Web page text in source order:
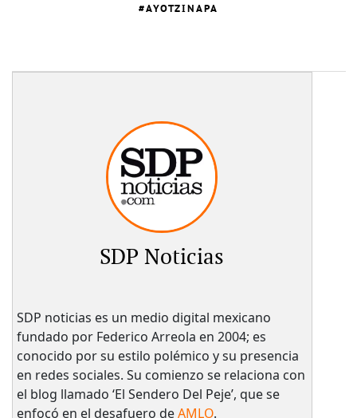
AYOTZINAPA
SDP Noticias
SDP noticias es un medio digital mexicano
fundado por Federico Arreola en 2004; es
conocido por su estilo polémico y su presencia
en redes sociales. Su comienzo se relaciona con
el blog llamado ‘El Sendero Del Peje’, que se
enfocó en el desafuero deAMLO.